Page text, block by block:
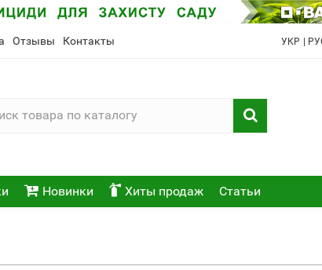
Отзывы Контакты УКР |
Новинки Хиты продаж Статьи